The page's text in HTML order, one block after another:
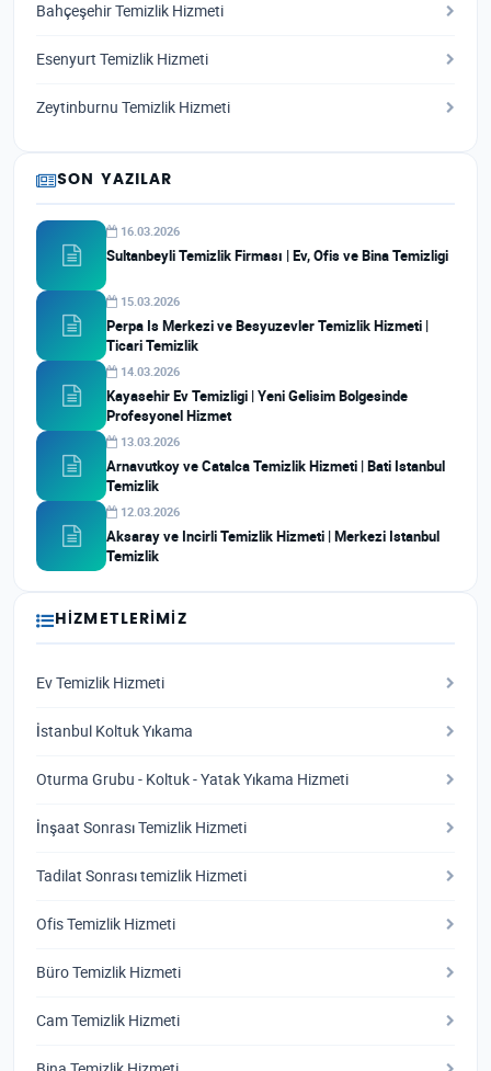
Bahçeşehir Temizlik Hizmeti
Esenyurt Temizlik Hizmeti
Zeytinburnu Temizlik Hizmeti
SON YAZILAR
16.03.2026
Sultanbeyli Temizlik Firması | Ev, Ofis ve Bina Temizligi
15.03.2026
Perpa Is Merkezi ve Besyuzevler Temizlik Hizmeti |
Ticari Temizlik
14.03.2026
Kayasehir Ev Temizligi | Yeni Gelisim Bolgesinde
Profesyonel Hizmet
13.03.2026
Arnavutkoy ve Catalca Temizlik Hizmeti | Bati Istanbul
Temizlik
12.03.2026
Aksaray ve Incirli Temizlik Hizmeti | Merkezi Istanbul
Temizlik
HIZMETLERIMIZ
Ev Temizlik Hizmeti
İstanbul Koltuk Yıkama
Oturma Grubu - Koltuk - Yatak Yıkama Hizmeti
İnşaat Sonrası Temizlik Hizmeti
Tadilat Sonrası temizlik Hizmeti
Ofis Temizlik Hizmeti
Büro Temizlik Hizmeti
Cam Temizlik Hizmeti